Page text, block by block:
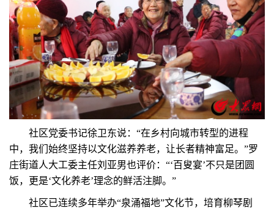
社区党委书记徐卫东说：“在乡村向城市转型的进程
中，我们始终坚持以文化滋养养老，让长者精神富足。”罗
庄街道人大工委主任刘亚男也评价：“‘百叟宴’不只是团圆
饭，更是‘文化养老’理念的鲜活注脚。”
社区已连续多年举办“泉涌福地”文化节，培育柳琴剧